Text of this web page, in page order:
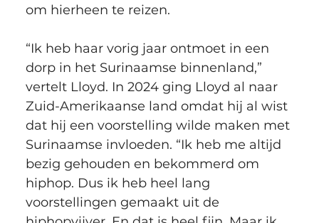
om hierheen te reizen.
“Ik heb haar vorig jaar ontmoet in een
dorp in het Surinaamse binnenland,”
vertelt Lloyd. In 2024 ging Lloyd al naar
Zuid-Amerikaanse land omdat hij al wist
dat hij een voorstelling wilde maken met
Surinaamse invloeden. “Ik heb me altijd
bezig gehouden en bekommerd om
hiphop. Dus ik heb heel lang
voorstellingen gemaakt uit de